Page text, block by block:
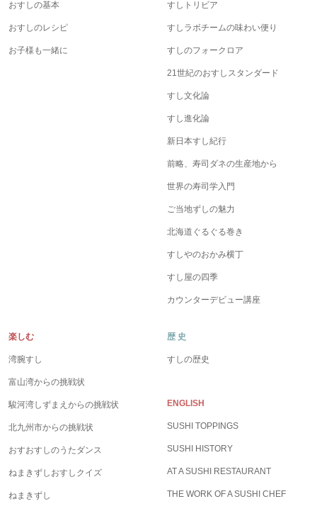
検索
おすしの基本
おすしのレシピ
お子様も一緒に
すしトリビア
すしラボチームの味わい便り
すしのフォークロア
21世紀のおすしスタンダード
すし文化論
すし進化論
新日本すし紀行
前略、寿司ダネの生産地から
世界の寿司学入門
ご当地ずしの魅力
北海道ぐるぐる巻き
すしやのおかみ横丁
すし屋の四季
カウンターデビュー講座
楽しむ
湾腕すし
富山湾からの挑戦状
駿河湾しずまえからの挑戦状
北九州市からの挑戦状
おすおすしのうたダンス
ねまきずしおすしクイズ
ねまきずし
歴 史
すしの歴史
ENGLISH
SUSHI TOPPINGS
SUSHI HISTORY
AT A SUSHI RESTAURANT
THE WORK OF A SUSHI CHEF